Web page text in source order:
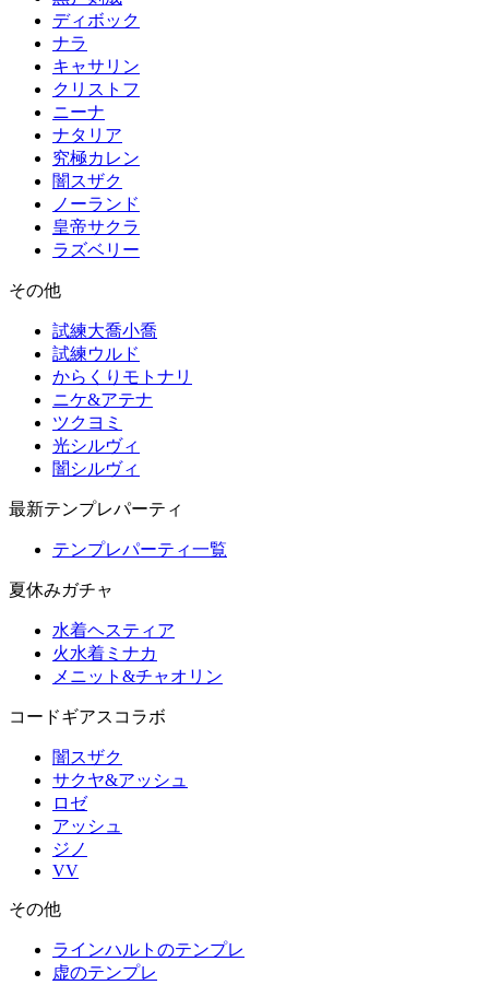
ディボック
ナラ
キャサリン
クリストフ
ニーナ
ナタリア
究極カレン
闇スザク
ノーランド
皇帝サクラ
ラズベリー
その他
試練大喬小喬
試練ウルド
からくりモトナリ
ニケ&アテナ
ツクヨミ
光シルヴィ
闇シルヴィ
最新テンプレパーティ
テンプレパーティ一覧
夏休みガチャ
水着ヘスティア
火水着ミナカ
メニット&チャオリン
コードギアスコラボ
闇スザク
サクヤ&アッシュ
ロゼ
アッシュ
ジノ
VV
その他
ラインハルトのテンプレ
虚のテンプレ